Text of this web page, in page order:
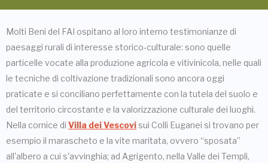
Molti Beni del FAI ospitano al loro interno testimonianze di
paesaggi rurali di interesse storico-culturale: sono quelle
particelle vocate alla produzione agricola e vitivinicola, nelle quali
le tecniche di coltivazione tradizionali sono ancora oggi
praticate e si conciliano perfettamente con la tutela del suolo e
del territorio circostante e la valorizzazione culturale dei luoghi.
Nella cornice di Villa dei Vescovi sui Colli Euganei si trovano per
esempio il marascheto e la vite maritata, ovvero “sposata”
all'albero a cui s'avvinghia; ad Agrigento, nella Valle dei Templi,